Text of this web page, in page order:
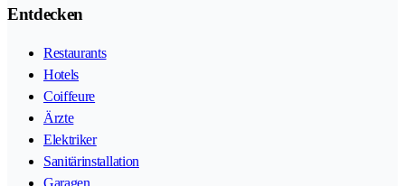
Entdecken
Restaurants
Hotels
Coiffeure
Ärzte
Elektriker
Sanitärinstallation
Garagen